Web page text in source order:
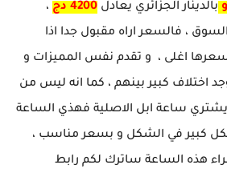
بالدينار الجزائري يعادل 4200 دج
،
، فالسعر اراه مقبول جدا اذا
اغلى ، و تقدم نفس المميزات و
اختلاف كبير بينهم ، كما انه ليس من
ساعة ابل الاصلية فهذي الساعة
كبير في الشكل و بسعر مناسب ،
هذه الساعة ساترك لكم رابط